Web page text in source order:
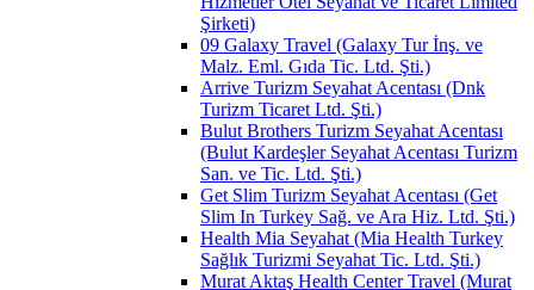
Şirketi)
09 Galaxy Travel (Galaxy Tur İnş. ve
Malz. Eml. Gıda Tic. Ltd. Şti.)
Arrive Turizm Seyahat Acentası (Dnk
Turizm Ticaret Ltd. Şti.)
Bulut Brothers Turizm Seyahat Acentası
(Bulut Kardeşler Seyahat Acentası Turizm
San. ve Tic. Ltd. Şti.)
Get Slim Turizm Seyahat Acentası (Get
Slim In Turkey Sağ. ve Ara Hiz. Ltd. Şti.)
Health Mia Seyahat (Mia Health Turkey
Sağlık Turizmi Seyahat Tic. Ltd. Şti.)
Murat Aktaş Health Center Travel (Murat